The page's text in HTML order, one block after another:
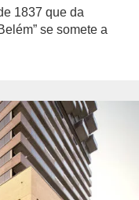
1837 que da
se somete a